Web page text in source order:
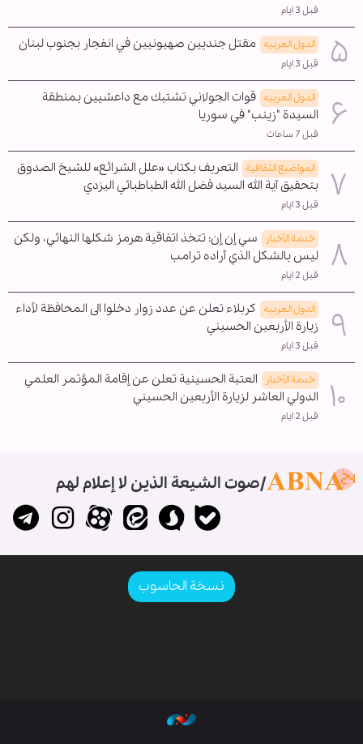
قبل 3 ايام
الدول العربیه مقتل جنديين صهيونيين في انفجار بجنوب لبنان
قبل 3 ايام
الدول العربیه قوات الجولاني تشتبك مع داعشيين بمنطقة
السيدة "زينب" في سوريا
قبل 7 ساعات
المواضیع الثقافية التعريف بكتاب «علل الشرائع» للشيخ الصدوق
بتحقيق آية الله السيد فضل الله الطباطبائي اليزدي
قبل 3 ايام
خدمة الأخبار
سي إن إن: تتخذ اتفاقية هرمز شكلها النهائي، ولكن
ليس بالشكل الذي أراده ترامب
قبل 2 ايام
الدول العربیه كربلاء تعلن عن عدد زوار دخلوا الى المحافظة لأداء
زيارة الأربعين الحسيني
قبل 3 ايام
خدمة الأخبار
العتبة الحسينية تعلن عن إقامة المؤتمر العلمي
الدولي العاشر لزيارة الأربعين الحسيني
قبل 2 ايام
صوت الشيعة الذين لا إعلام لهم
نسخة الحاسوب